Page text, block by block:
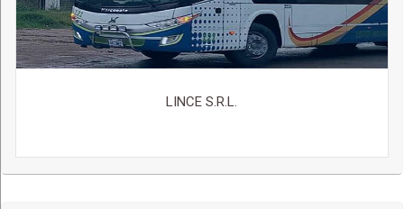
LINCE S.R.L.